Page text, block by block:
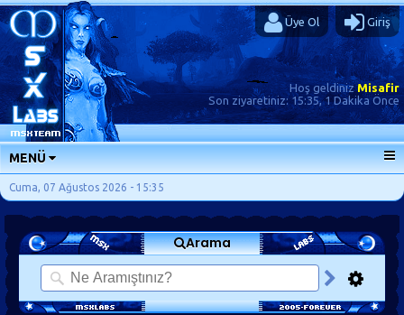
Üye Ol Giriş
Hoş geldinizMisafir
Son ziyaretiniz: 15:35, 1 Dakika Önce
MENÜ
ANA SAYFA
FORUMLAR
SORU-CEVAP
GÜNLÜKLER
SON MESAJLAR
Cuma, 07 Ağustos 2026 - 15:35
Arama